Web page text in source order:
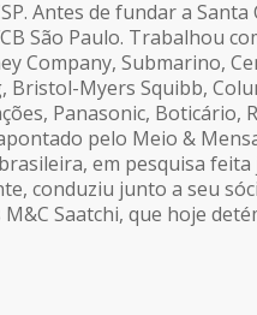
Antes de fundar a
São Paulo. Trabalhou
Company, Submarino,
Bristol-Myers Squibb,
Panasonic,
pelo Meio &
em pesquisa
conduziu junto a seu
Saatchi, que hoje